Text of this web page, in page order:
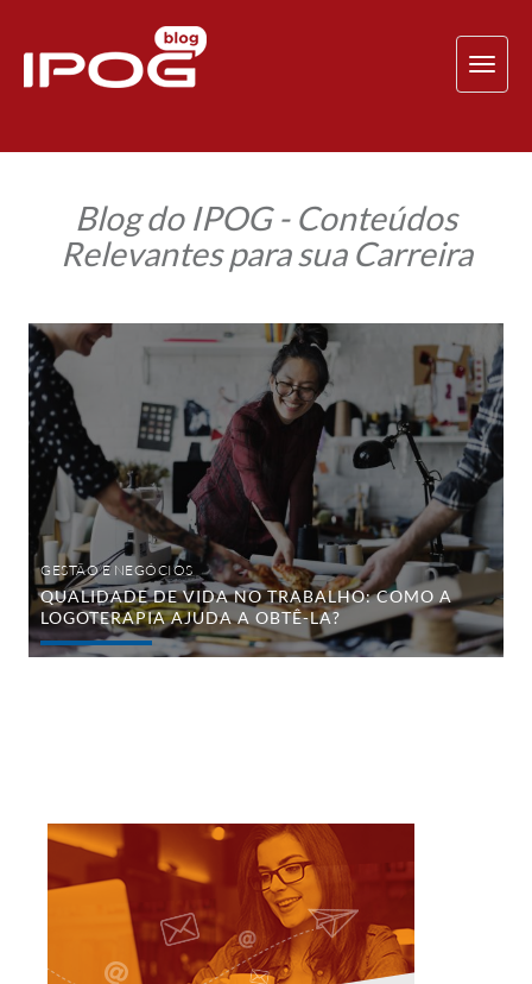
Blog do IPOG - Conteúdos
Relevantes para sua Carreira
Qualidade
de
vida
no
trabalho:
como
a
logoterapia
ajuda
a
obtê-
la?
GESTÃO E NEGÓCIOS
QUALIDADE DE VIDA NO TRABALHO: COMO A
LOGOTERAPIA AJUDA A OBTÊ-LA?